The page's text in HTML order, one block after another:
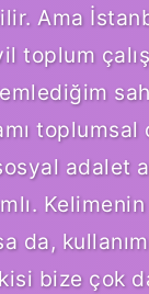
Ama
toplum
toplumsal
adalet
da,
bize çok